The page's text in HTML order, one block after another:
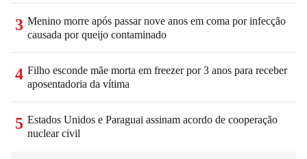
3 Menino morre após passar nove anos em coma por infecção
causada por queijo contaminado
4 Filho esconde mãe morta em freezer por 3 anos para receber
aposentadoria da vítima
5 Estados Unidos e Paraguai assinam acordo de cooperação
nuclear civil